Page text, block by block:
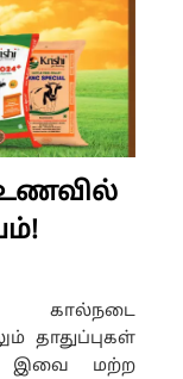
கால்நடை
தாதுப்புகள்
இவை மற்ற